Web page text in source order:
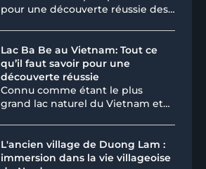
demandez quels sont les sites à
Bac Ha lors d’un voyage au nord
du Vietnam ? Consultez notre
article pour connaître les
réponses à vos interrogations.
pour une découverte réussie des
en 15 jours
Lac Ba Be au Vietnam: Tout ce
qu’il faut savoir pour une
découverte réussie
Connu comme étant le plus
grand lac naturel du Vietnam et
le lac Ba Be (lac Babe) fait rêver
les amoureux de la nature et les
L'ancien village de Duong Lam :
immersion dans la vie villageoise